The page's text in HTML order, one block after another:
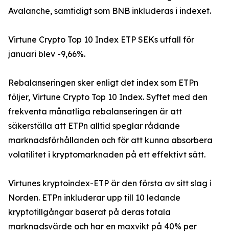
Avalanche, samtidigt som BNB inkluderas i indexet.
Virtune Crypto Top 10 Index ETP SEKs utfall för
januari blev -9,66%.
Rebalanseringen sker enligt det index som ETPn
följer, Virtune Crypto Top 10 Index. Syftet med den
frekventa månatliga rebalanseringen är att
säkerställa att ETPn alltid speglar rådande
marknadsförhållanden och för att kunna absorbera
volatilitet i kryptomarknaden på ett effektivt sätt.
Virtunes kryptoindex-ETP är den första av sitt slag i
Norden. ETPn inkluderar upp till 10 ledande
kryptotillgångar baserat på deras totala
marknadsvärde och har en maxvikt på 40% per